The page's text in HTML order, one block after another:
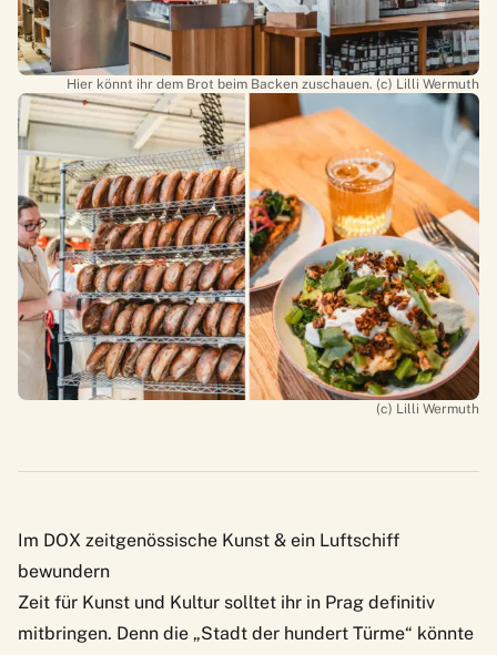
Hier könnt ihr dem Brot beim Backen zuschauen. (c) Lilli Wermuth
(c) Lilli Wermuth
Im DOX zeitgenössische Kunst & ein Luftschiff
bewundern
Zeit für Kunst und Kultur solltet ihr in Prag definitiv
mitbringen. Denn die „Stadt der hundert Türme“ könnte